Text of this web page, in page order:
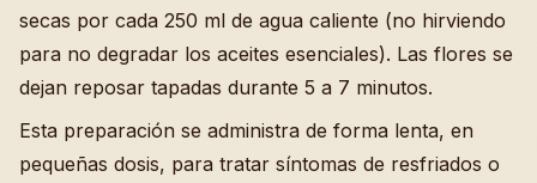
secas por cada 250 ml de agua caliente (no hirviendo
para no degradar los aceites esenciales). Las flores se
dejan reposar tapadas durante 5 a 7 minutos.
Esta preparación se administra de forma lenta, en
pequeñas dosis, para tratar síntomas de resfriados o